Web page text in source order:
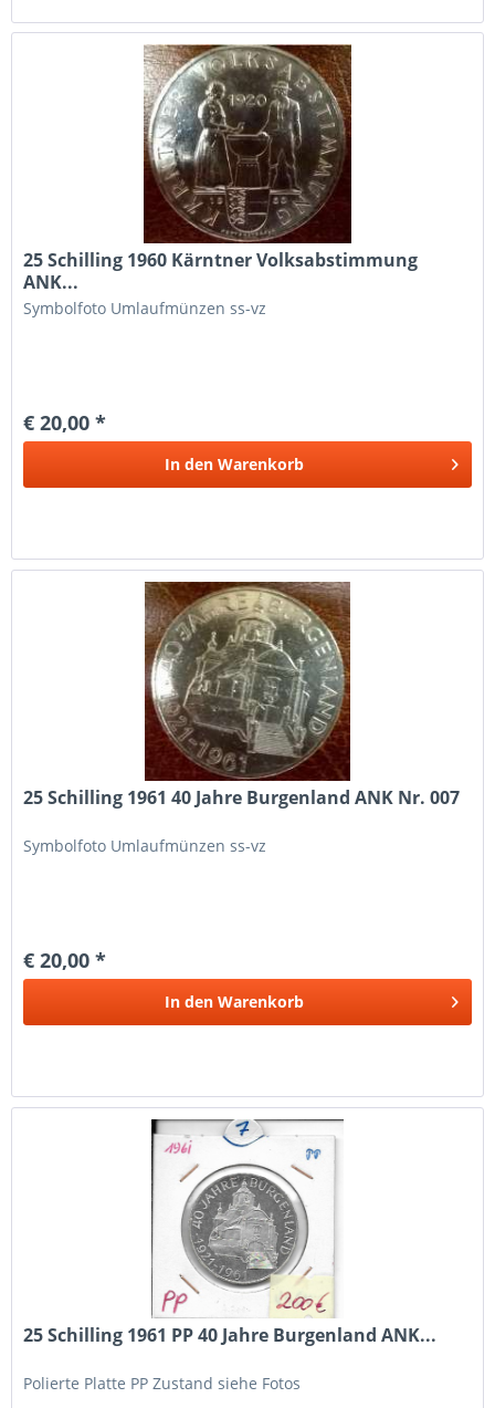
25 Schilling 1960 Kärntner Volksabstimmung
ANK...
Symbolfoto Umlaufmünzen ss-vz
€ 20,00 *
In den Warenkorb
25 Schilling 1961 40 Jahre Burgenland ANK Nr. 007
Symbolfoto Umlaufmünzen ss-vz
€ 20,00 *
In den Warenkorb
25 Schilling 1961 PP 40 Jahre Burgenland ANK...
Polierte Platte PP Zustand siehe Fotos